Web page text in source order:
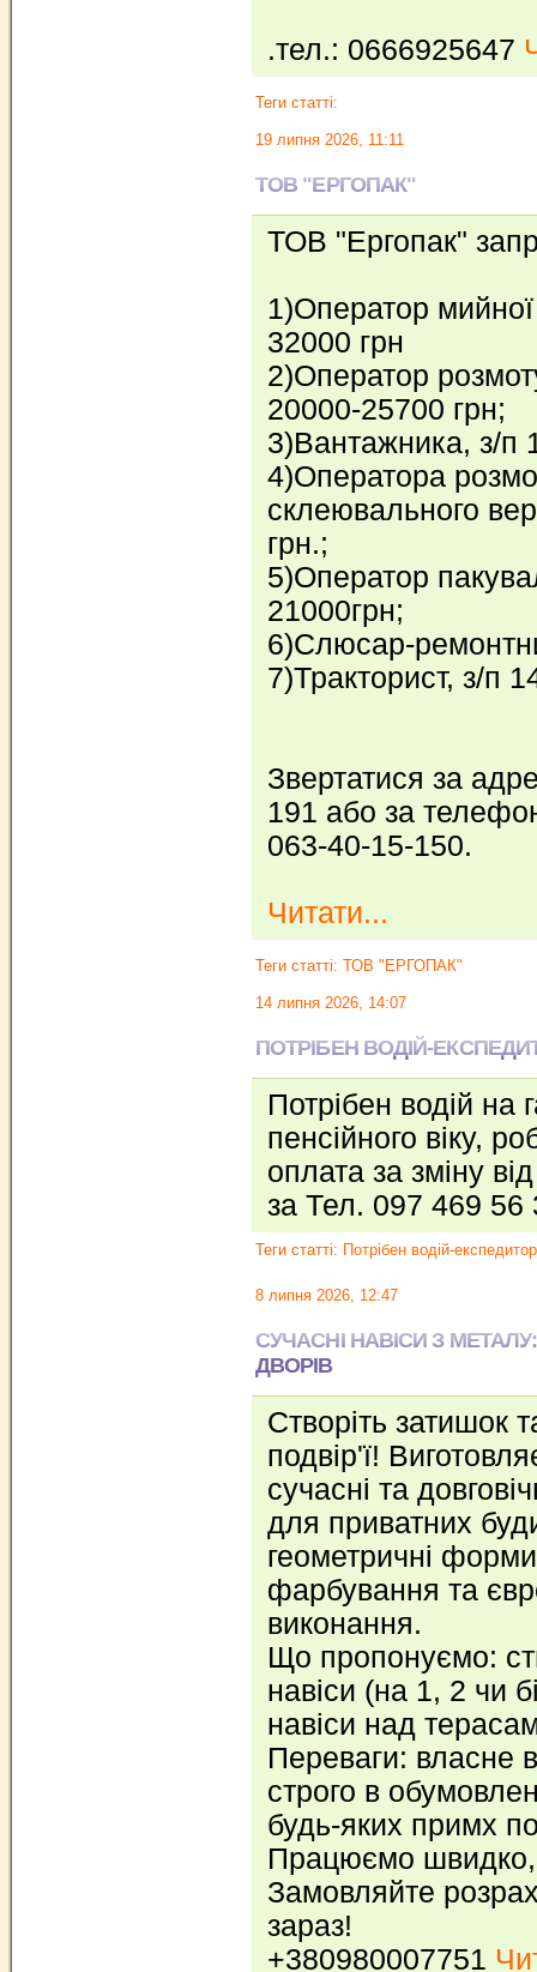
.тел.: 0666925647
Теги статті:
19 липня 2026, 11:11
ТОВ "ЕРГОПАК"
ТОВ "Ергопак"
1)Оператор
32000 грн
2)Оператор
20000-25700 грн;
3)Вантажника, з/п
4)Оператора
склеювального
грн.;
5)Оператор
21000грн;
6)Слюсар-
7)Тракторист, з/п
Звертатися за
191 або за
063-40-15-150.
Читати...
Теги статті: ТОВ "ЕРГОПАК"
14 липня 2026, 14:07
ПОТРІБЕН ВОДІЙ-
Потрібен водій на
пенсійного віку,
оплата за зміну
за Тел. 097 469
Теги статті: Потрібен водій-
8 липня 2026, 12:47
СУЧАСНІ НАВІСИ З
ДВОРІВ
Створіть затишок
подвір'ї!
сучасні та
для приватних
геометричні
фарбування та
виконання.
Що пропонуємо:
навіси (на 1, 2 чи
навіси над
Переваги: власне
строго в
будь-яких примх
Працюємо швидко,
Замовляйте
зараз!
+380980007751